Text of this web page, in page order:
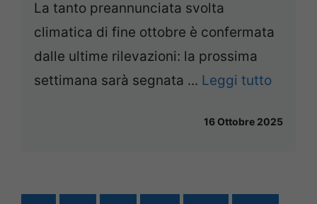
La tanto preannunciata svolta
climatica di fine ottobre è confermata
dalle ultime rilevazioni: la prossima
settimana sarà segnata ... Leggi tutto
16 Ottobre 2025